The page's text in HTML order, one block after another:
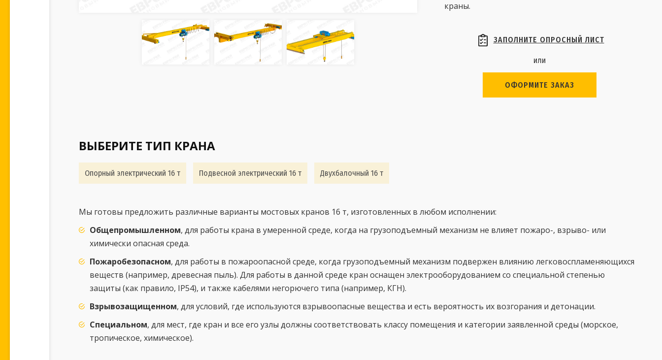
краны.
ЗАПОЛНИТЕ ОПРОСНЫЙ ЛИСТ
или
ОФОРМИТЕ ЗАКАЗ
ВЫБЕРИТЕ ТИП КРАНА
Опорный электрический 16 т Подвесной электрический 16 т Двухбалочный 16 т
Мы готовы предложить различные варианты мостовых кранов 16 т, изготовленных в любом исполнении:
Общепромышленном, для работы крана в умеренной среде, когда на грузоподъемный механизм не влияет пожаро-, взрыво- или
химически опасная среда.
Пожаробезопасном, для работы в пожароопасной среде, когда грузоподъемный механизм подвержен влиянию легковоспламеняющихся
веществ (например, древесная пыль). Для работы в данной среде кран оснащен электрооборудованием со специальной степенью
защиты (как правило, IP54), и также кабелями негорючего типа (например, КГН).
Взрывозащищенном, для условий, где используются взрывоопасные вещества и есть вероятность их возгорания и детонации.
Специальном, для мест, где кран и все его узлы должны соответствовать классу помещения и категории заявленной среды (морское,
тропическое, химическое).